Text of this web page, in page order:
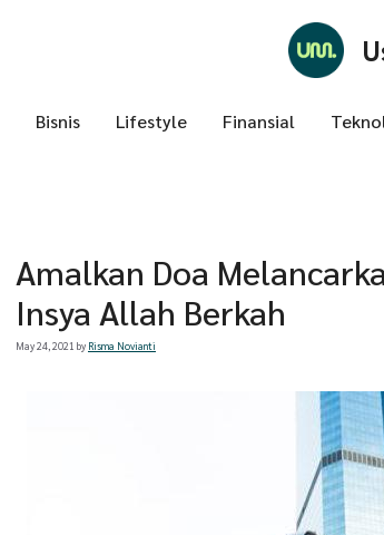
Bisnis Lifestyle Finansial
Amalkan Doa
Insya Allah Berkah
May 24, 2021 by Risma Novianti